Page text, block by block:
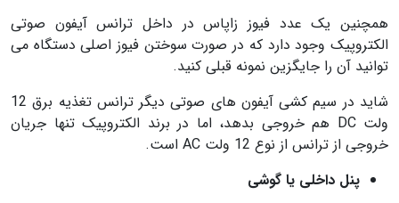
همچنین یک عدد فیوز زاپاس در داخل ترانس آیفون صوتی
الکتروپیک وجود دارد که در صورت سوختن فیوز اصلی دستگاه می
توانید آن را جایگزین نمونه قبلی کنید.
شاید در سیم کشی آیفون های صوتی دیگر ترانس تغذیه برق 12
ولت DC هم خروجی بدهد، اما در برند الکتروپیک تنها جریان
خروجی از ترانس از نوع 12 ولت AC است.
پنل داخلی یا گوشی